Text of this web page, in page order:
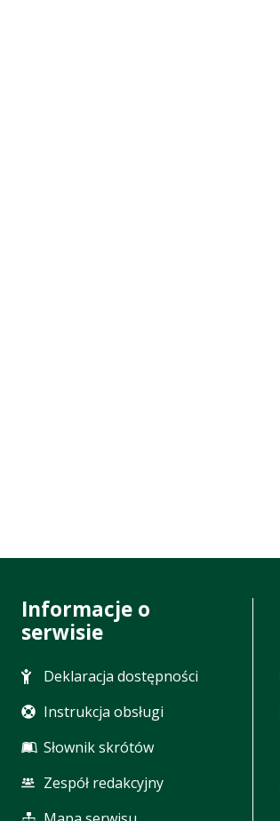
Informacje o
serwisie
Deklaracja dostępności
Instrukcja obsługi
Słownik skrótów
Zespół redakcyjny